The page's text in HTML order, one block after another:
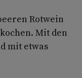
Rotwein
Mit den
mit etwas